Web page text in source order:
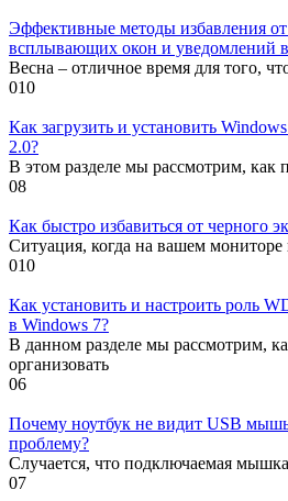
Эффективные методы избавления
всплывающих окон и уведомлений
Весна – отличное время для того,
010
Как загрузить и установить
2.0?
В этом разделе мы рассмотрим, как
08
Как быстро избавиться от черного
Ситуация, когда на вашем мониторе
010
Как установить и настроить роль
в Windows 7?
В данном разделе мы рассмотрим,
организовать
06
Почему ноутбук не видит USB
проблему?
Случается, что подключаемая мышка
07